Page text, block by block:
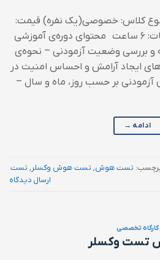
کلاس: خصوصی(یک نفره) قیمت:
۹,۰۰۰,۰۰۰ تومان تعداد ساعات: ۶ ساعت محتوای دوره‌ی آموزشی
و بررسی وضعیت آزمودنی – نحوه‌ی
ایجاد آرامش و احساس امنیت در
بر حسب روز، ماه و سال –
ادامه →
تست هوش, تست هوش وکسلر, تست
ارسال دیدگاه
کارگاه تخصصی
تست وکسلر